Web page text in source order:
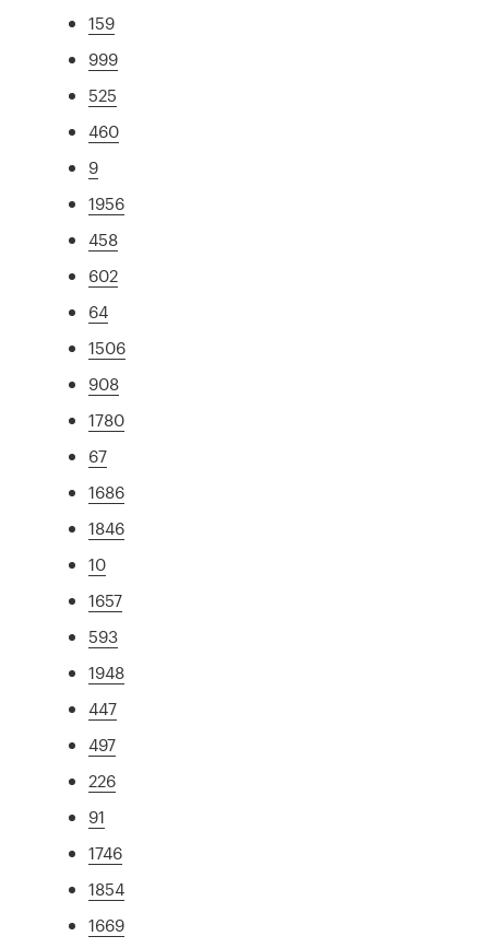
159
999
525
460
9
1956
458
602
64
1506
908
1780
67
1686
1846
10
1657
593
1948
447
497
226
91
1746
1854
1669